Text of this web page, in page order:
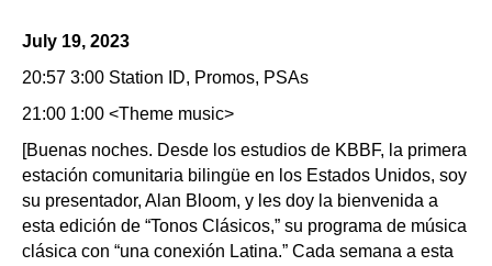
July 19, 2023
20:57 3:00 Station ID, Promos, PSAs
21:00 1:00 <Theme music>
[Buenas noches. Desde los estudios de KBBF, la primera
estación comunitaria bilingüe en los Estados Unidos, soy
su presentador, Alan Bloom, y les doy la bienvenida a
esta edición de “Tonos Clásicos,” su programa de música
clásica con “una conexión Latina.” Cada semana a esta